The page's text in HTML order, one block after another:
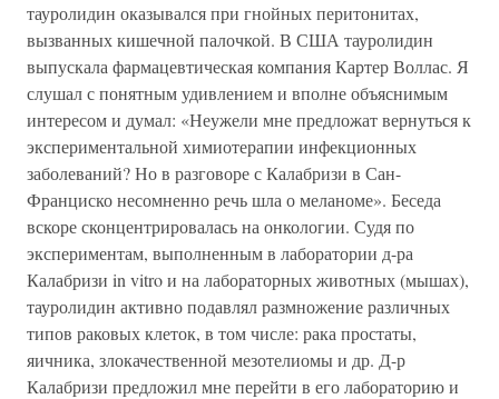
тауролидин оказывался при гнойных перитонитах,
вызванных кишечной палочкой. В США тауролидин
выпускала фармацевтическая компания Картер Воллас. Я
слушал с понятным удивлением и вполне объяснимым
интересом и думал: «Неужели мне предложат вернуться к
экспериментальной химиотерапии инфекционных
заболеваний? Но в разговоре с Калабризи в Сан-
Франциско несомненно речь шла о меланоме». Беседа
вскоре сконцентрировалась на онкологии. Судя по
экспериментам, выполненным в лаборатории д-ра
Калабризи in vitro и на лабораторных животных (мышах),
тауролидин активно подавлял размножение различных
типов раковых клеток, в том числе: рака простаты,
яичника, злокачественной мезотелиомы и др. Д-р
Калабризи предложил мне перейти в его лабораторию и